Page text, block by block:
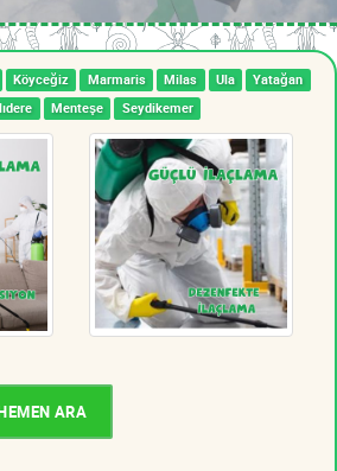
Köyceğiz Marmaris Milas Ula
Yatağan
Menteşe Seydikemer
ARA